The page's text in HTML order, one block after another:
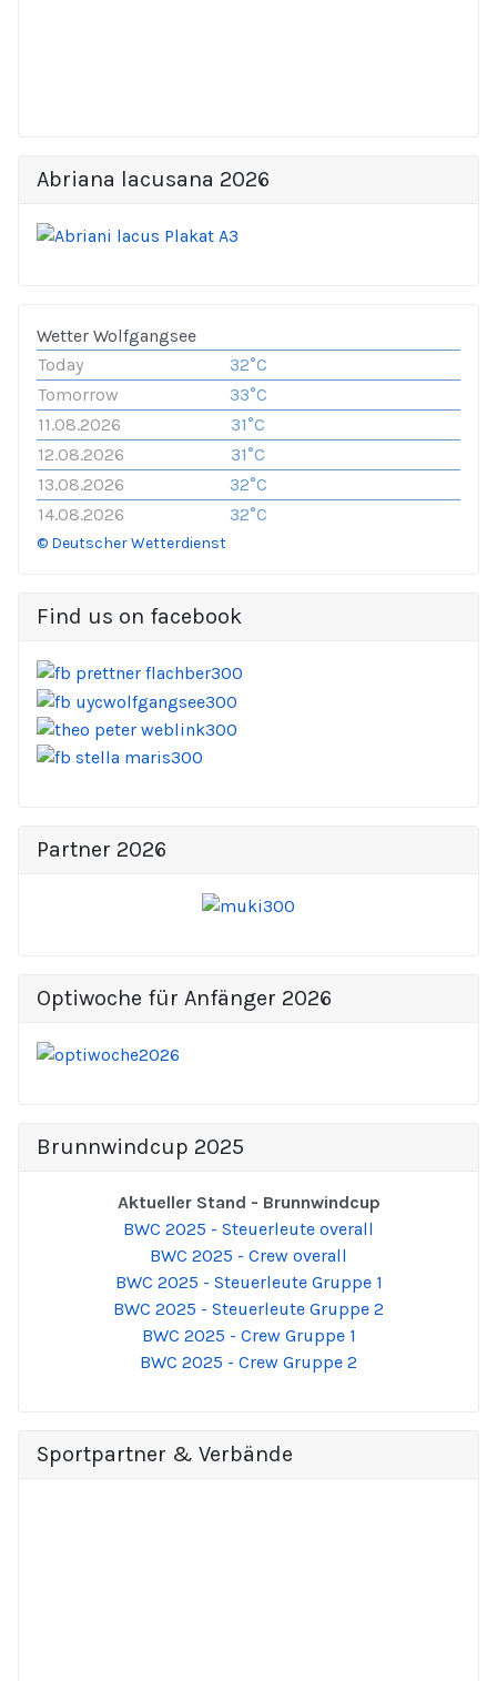
Abriana lacusana 2026
Wetter Wolfgangsee
Today
32°C
Tomorrow
33°C
11.08.2026
31°C
12.08.2026
31°C
13.08.2026
32°C
14.08.2026
32°C
© Deutscher Wetterdienst
Find us on facebook
Partner 2026
Optiwoche für Anfänger 2026
Brunnwindcup 2025
Aktueller Stand - Brunnwindcup
BWC 2025 - Steuerleute overall
BWC 2025 - Crew overall
BWC 2025 - Steuerleute Gruppe 1
BWC 2025 - Steuerleute Gruppe 2
BWC 2025 - Crew Gruppe 1
BWC 2025 - Crew Gruppe 2
Sportpartner & Verbände